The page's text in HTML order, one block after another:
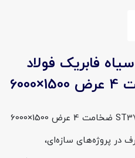
فابریک فولاد
ورق سیاه فابریک فولاد مبارکه ST37 ضخامت 4 عرض 1500×6000
در پروژه‌های سازه‌ای،